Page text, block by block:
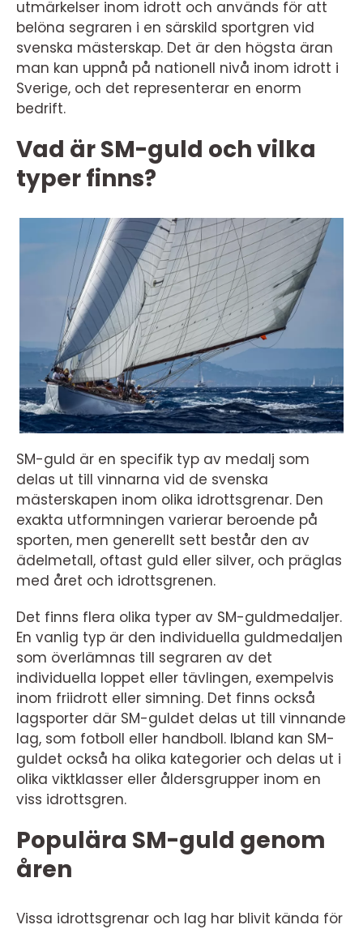
utmärkelser inom idrott och används för att
belöna segraren i en särskild sportgren vid
svenska mästerskap. Det är den högsta äran
man kan uppnå på nationell nivå inom idrott i
Sverige, och det representerar en enorm
bedrift.
Vad är SM-guld och vilka
typer finns?
SM-guld är en specifik typ av medalj som
delas ut till vinnarna vid de svenska
mästerskapen inom olika idrottsgrenar. Den
exakta utformningen varierar beroende på
sporten, men generellt sett består den av
ädelmetall, oftast guld eller silver, och präglas
med året och idrottsgrenen.
Det finns flera olika typer av SM-guldmedaljer.
En vanlig typ är den individuella guldmedaljen
som överlämnas till segraren av det
individuella loppet eller tävlingen, exempelvis
inom friidrott eller simning. Det finns också
lagsporter där SM-guldet delas ut till vinnande
lag, som fotboll eller handboll. Ibland kan SM-
guldet också ha olika kategorier och delas ut i
olika viktklasser eller åldersgrupper inom en
viss idrottsgren.
Populära SM-guld genom
åren
Vissa idrottsgrenar och lag har blivit kända för